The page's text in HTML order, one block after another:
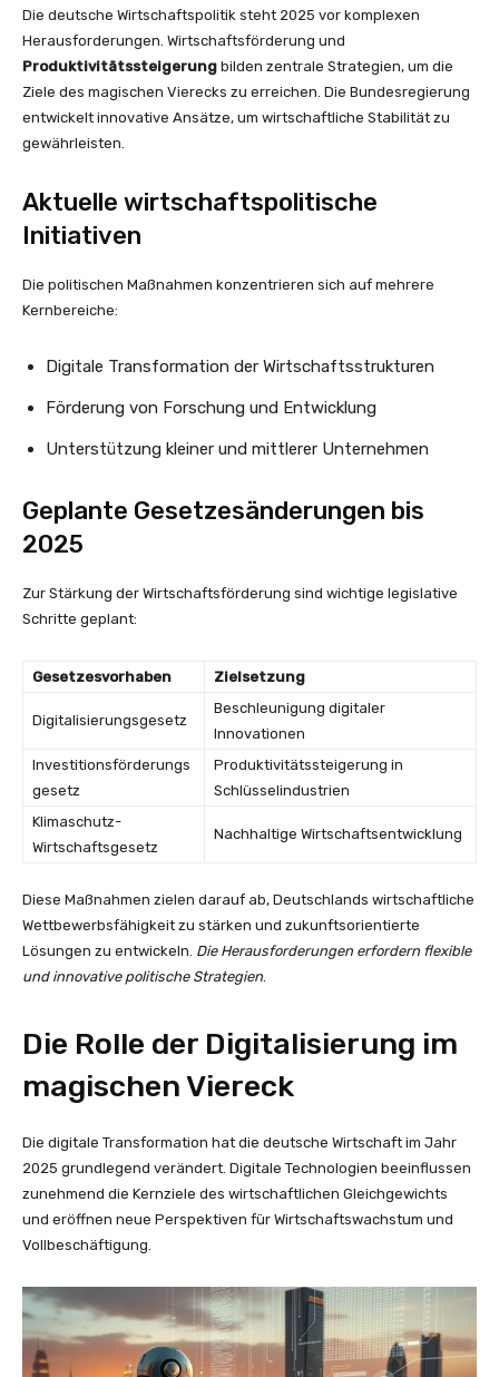
Die deutsche Wirtschaftspolitik steht 2025 vor komplexen
Herausforderungen. Wirtschaftsförderung und
Produktivitätssteigerung bilden zentrale Strategien, um die
Ziele des magischen Vierecks zu erreichen. Die Bundesregierung
entwickelt innovative Ansätze, um wirtschaftliche Stabilität zu
gewährleisten.
Aktuelle wirtschaftspolitische
Initiativen
Die politischen Maßnahmen konzentrieren sich auf mehrere
Kernbereiche:
Digitale Transformation der Wirtschaftsstrukturen
Förderung von Forschung und Entwicklung
Unterstützung kleiner und mittlerer Unternehmen
Geplante Gesetzesänderungen bis
2025
Zur Stärkung der Wirtschaftsförderung sind wichtige legislative
Schritte geplant:
Gesetzesvorhaben Zielsetzung
Digitalisierungsgesetz
Beschleunigung digitaler
Innovationen
Investitionsförderungs
gesetz
Produktivitätssteigerung in
Schlüsselindustrien
Klimaschutz-
Wirtschaftsgesetz
Nachhaltige Wirtschaftsentwicklung
Diese Maßnahmen zielen darauf ab, Deutschlands wirtschaftliche
Wettbewerbsfähigkeit zu stärken und zukunftsorientierte
Lösungen zu entwickeln. Die Herausforderungen erfordern flexible
und innovative politische Strategien.
Die Rolle der Digitalisierung im
magischen Viereck
Die digitale Transformation hat die deutsche Wirtschaft im Jahr
2025 grundlegend verändert. Digitale Technologien beeinflussen
zunehmend die Kernziele des wirtschaftlichen Gleichgewichts
und eröffnen neue Perspektiven für Wirtschaftswachstum und
Vollbeschäftigung.